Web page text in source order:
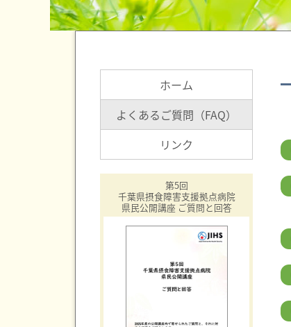
ホーム
よくあるご質問（FAQ）
リンク
第5回
千葉県摂食障害支援拠点病院
県民公開講座 ご質問と回答